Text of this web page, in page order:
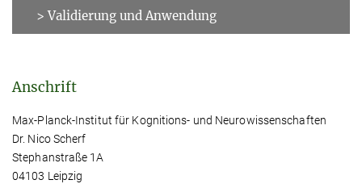
> Validierung und Anwendung
Anschrift
Max-Planck-Institut für Kognitions- und Neurowissenschaften
Dr. Nico Scherf
Stephanstraße 1A
04103 Leipzig